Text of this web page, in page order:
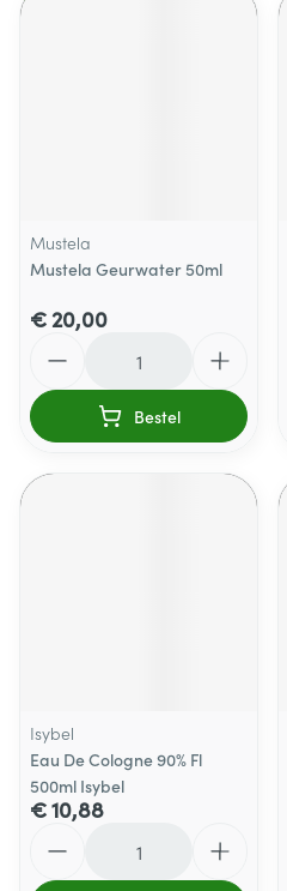
Mustela
Mustela Geurwater 50ml
€ 20,00
Bestel
Isybel
Eau De Cologne 90% Fl
500ml Isybel
€ 10,88